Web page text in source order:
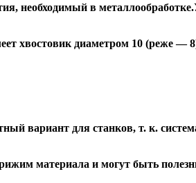
необходимый в
хвостовик диаметром 10 (реже —
вариант для станков, т. к.
материала и могут быть